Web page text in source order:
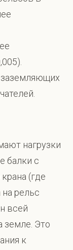
заземляющих
нагрузки
балки с
(где
на рельс
всей
земле. Это
к